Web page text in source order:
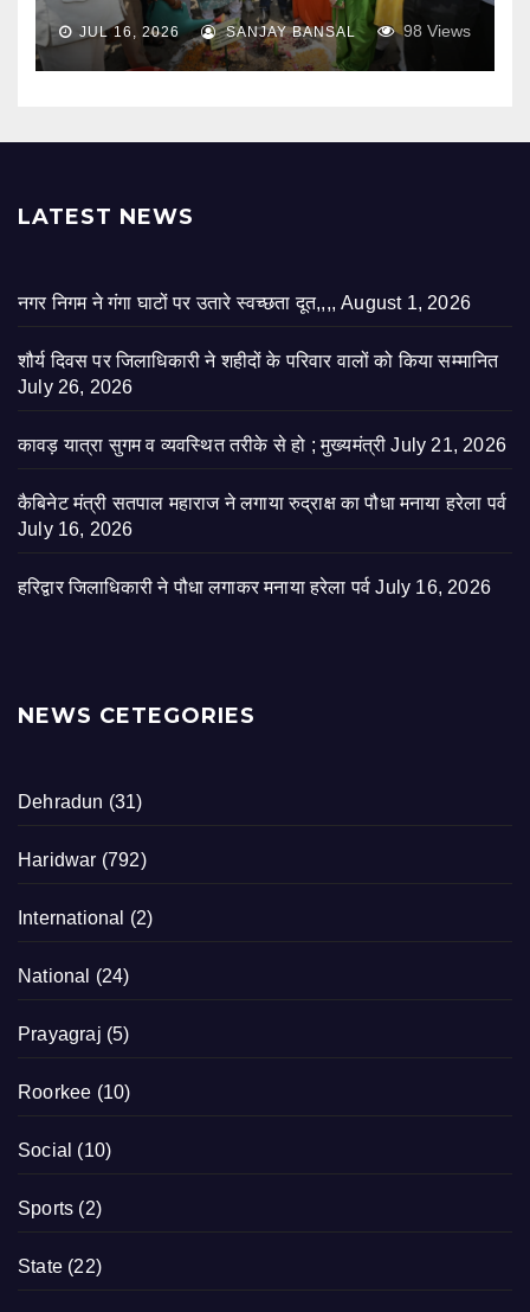
JUL 16, 2026 SANJAY BANSAL 98 Views
LATEST NEWS
नगर निगम ने गंगा घाटों पर उतारे स्वच्छता दूत,,,, August 1, 2026
शौर्य दिवस पर जिलाधिकारी ने शहीदों के परिवार वालों को किया सम्मानित
July 26, 2026
कावड़ यात्रा सुगम व व्यवस्थित तरीके से हो ; मुख्यमंत्री July 21, 2026
कैबिनेट मंत्री सतपाल महाराज ने लगाया रुद्राक्ष का पौधा मनाया हरेला पर्व
July 16, 2026
हरिद्वार जिलाधिकारी ने पौधा लगाकर मनाया हरेला पर्व July 16, 2026
NEWS CETEGORIES
Dehradun (31)
Haridwar (792)
International (2)
National (24)
Prayagraj (5)
Roorkee (10)
Social (10)
Sports (2)
State (22)